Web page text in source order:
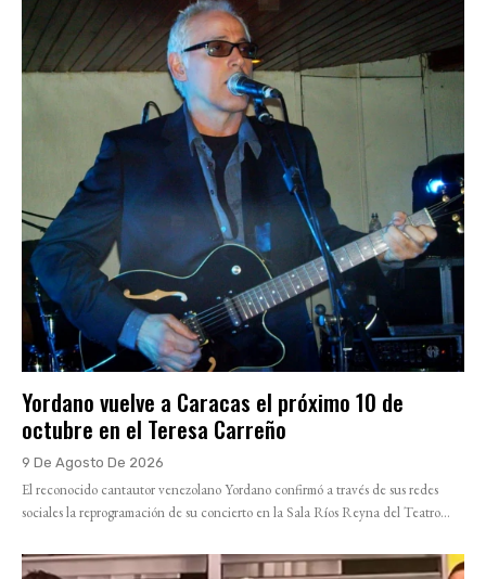
Yordano vuelve a Caracas el próximo 10 de
octubre en el Teresa Carreño
9 De Agosto De 2026
El reconocido cantautor venezolano Yordano confirmó a través de sus redes
sociales la reprogramación de su concierto en la Sala Ríos Reyna del Teatro...